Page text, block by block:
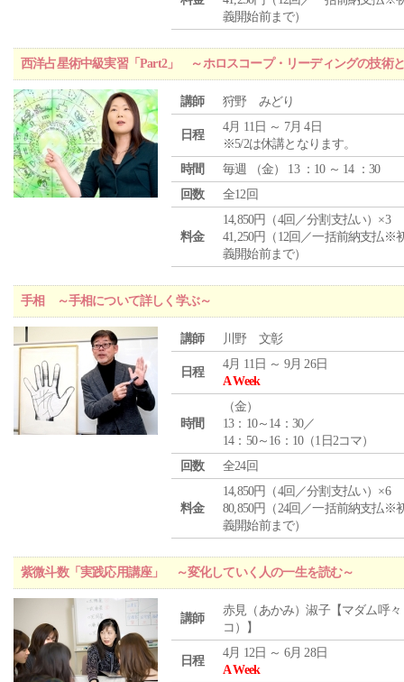
義開始前まで）
西洋占星術中級実習「Part2」 ～ホロスコープ・リーディングの技術
講師 狩野 みどり
日程
4月 11日 ～ 7月 4日
※5/2は休講となります。
時間
毎週 （金） 13 ：10 ～ 14 ：30
回数
全12回
料金
14,850円（4回／分割支払い）×3
41,250円（12回／一括前納支払※
義開始前まで）
手相 ～手相について詳しく学ぶ～
講師 川野 文彰
日程
4月 11日 ～ 9月 26日
A Week
時間
（金）
13：10～14：30／
14：50～16：10（1日2コマ）
回数
全24回
料金
14,850円（4回／分割支払い）×6
80,850円（24回／一括前納支払※
義開始前まで）
紫微斗数「実践応用講座」 ～変化していく人の一生を読む～
講師
赤見（あかみ）淑子【マダム呼々
コ）】
日程
4月 12日 ～ 6月 28日
A Week